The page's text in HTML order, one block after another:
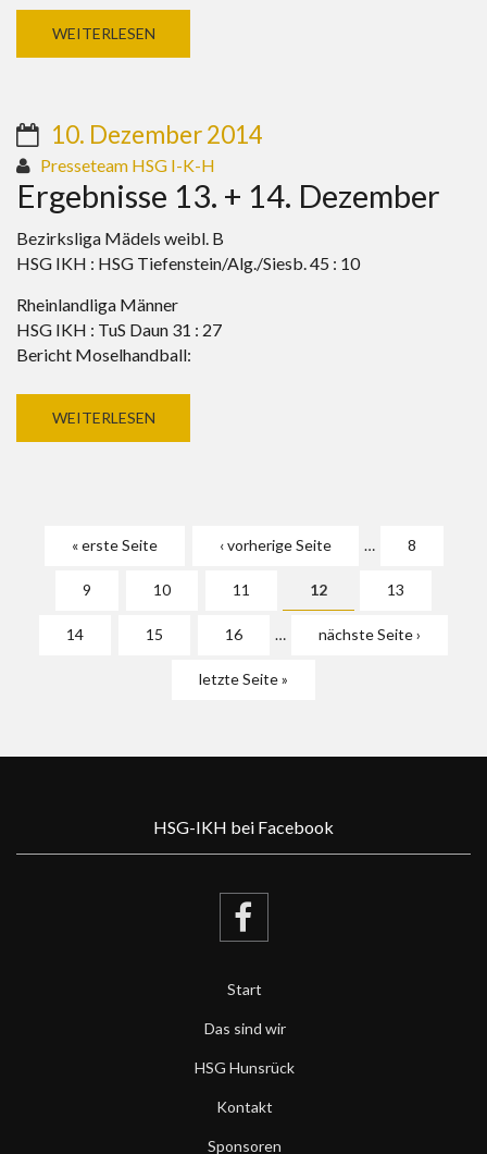
WEITERLESEN
10. Dezember 2014
Presseteam HSG I-K-H
Ergebnisse 13. + 14. Dezember
Bezirksliga Mädels weibl. B
HSG IKH : HSG Tiefenstein/Alg./Siesb. 45 : 10
Rheinlandliga Männer
HSG IKH : TuS Daun 31 : 27
Bericht Moselhandball:
WEITERLESEN
« erste Seite ‹ vorherige Seite … 8
9 10 11 12 13
14 15 16 … nächste Seite ›
letzte Seite »
HSG-IKH bei Facebook
Start
Das sind wir
HSG Hunsrück
Kontakt
Sponsoren